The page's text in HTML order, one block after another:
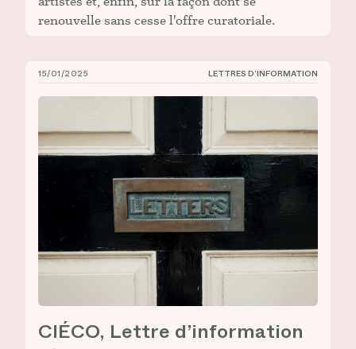
renouvelle sans cesse l'offre curatoriale.
CIÉCO, Lettre d’information n° 6
15/01/2025 LETTRES D’INFORMATION
CIÉCO, Lettre d’information